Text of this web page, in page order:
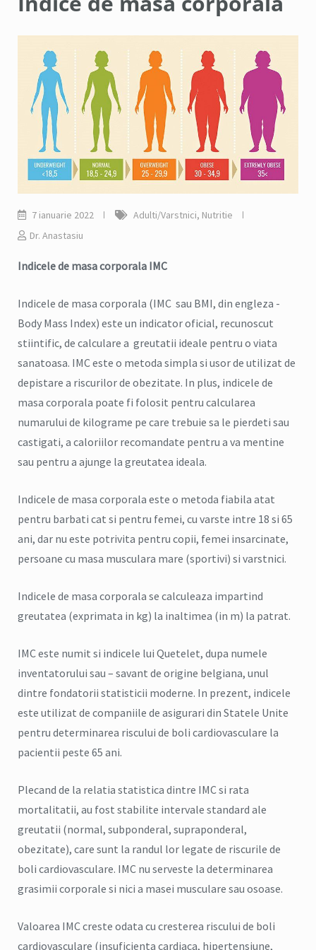
7 ianuarie 2022 Adulti/Varstnici, Nutritie
Dr. Anastasiu
Indicele de masa corporala IMC
Indicele de masa corporala (IMC sau BMI, din engleza -
Body Mass Index) este un indicator oficial, recunoscut
stiintific, de calculare a greutatii ideale pentru o viata
sanatoasa. IMC este o metoda simpla si usor de utilizat de
depistare a riscurilor de obezitate. In plus, indicele de
masa corporala poate fi folosit pentru calcularea
numarului de kilograme pe care trebuie sa le pierdeti sau
castigati, a caloriilor recomandate pentru a va mentine
sau pentru a ajunge la greutatea ideala.
Indicele de masa corporala este o metoda fiabila atat
pentru barbati cat si pentru femei, cu varste intre 18 si 65
ani, dar nu este potrivita pentru copii, femei insarcinate,
persoane cu masa musculara mare (sportivi) si varstnici.
Indicele de masa corporala se calculeaza impartind
greutatea (exprimata in kg) la inaltimea (in m) la patrat.
IMC este numit si indicele lui Quetelet, dupa numele
inventatorului sau – savant de origine belgiana, unul
dintre fondatorii statisticii moderne. In prezent, indicele
este utilizat de companiile de asigurari din Statele Unite
pentru determinarea riscului de boli cardiovasculare la
pacientii peste 65 ani.
Plecand de la relatia statistica dintre IMC si rata
mortalitatii, au fost stabilite intervale standard ale
greutatii (normal, subponderal, supraponderal,
obezitate), care sunt la randul lor legate de riscurile de
boli cardiovasculare. IMC nu serveste la determinarea
grasimii corporale si nici a masei musculare sau osoase.
Valoarea IMC creste odata cu cresterea riscului de boli
cardiovasculare (insuficienta cardiaca, hipertensiune,